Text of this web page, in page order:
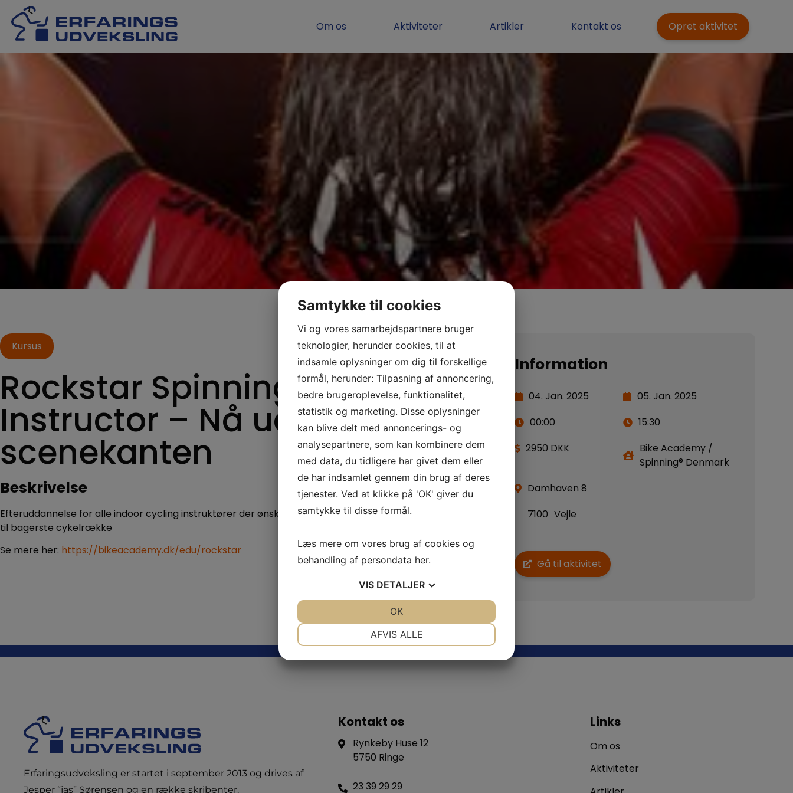
Om os Aktiviteter Artikler Kontakt os Opret aktivitet
Kursus
Rockstar Spinning®
Instructor – Nå ud over
scenekanten
Beskrivelse
Efteruddannelse for alle indoor cycling instruktører der ønsker personlig udvikling og gerne vil nå ud
til bagerste cykelrække
Se mere her: https://bikeacademy.dk/edu/rockstar
Information
04. Jan. 2025
05. Jan. 2025
00:00
15:30
2950 DKK
Bike Academy /
Spinning® Denmark
Damhaven 8
7100 Vejle
Gå til aktivitet
Erfaringsudveksling er startet i september 2013 og drives af
Jesper “jas” Sørensen og en række skribenter.
Kontakt os
Rynkeby Huse 12
5750 Ringe
23 39 29 29
Links
Om os
Aktiviteter
Samtykke til cookies
Vi og vores samarbejdspartnere bruger
teknologier, herunder cookies, til at
indsamle oplysninger om dig til forskellige
formål, herunder: Tilpasning af annoncering,
bedre brugeroplevelse, funktionalitet,
statistik og marketing. Disse oplysninger
kan blive delt med annoncerings- og
analysepartnere, som kan kombinere dem
med data, du tidligere har givet dem eller
de har indsamlet gennem din brug af deres
tjenester. Ved at klikke på 'OK' giver du
samtykke til disse formål.
Læs mere om vores brug af cookies og
behandling af persondata her.
VIS DETALJER
AFVIS ALLE
OK